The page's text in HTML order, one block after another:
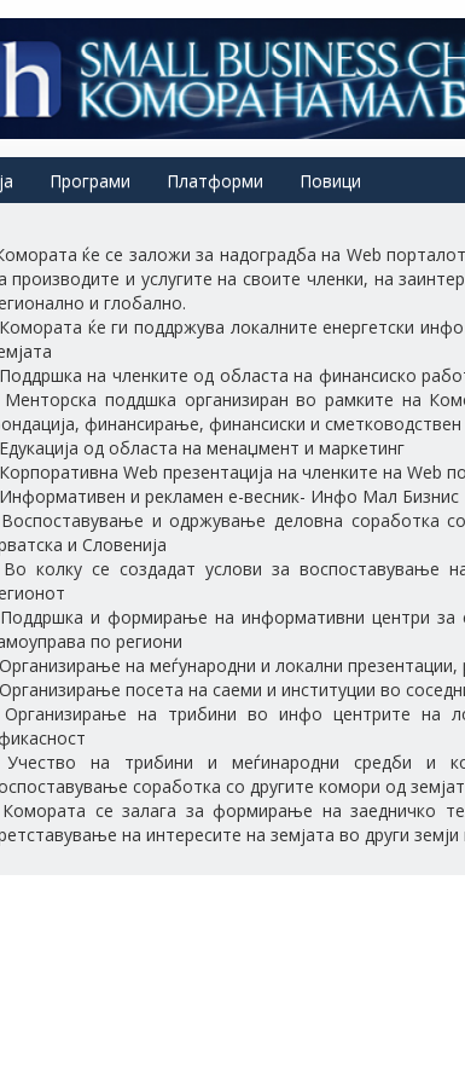
Програми Платформи Повици
ќе се заложи за надоградба на Web
производите и услугите на своите членки, на
и глобално.
ќе ги поддржува локалните енергетски
на членките од областа на финансиско
поддшка организиран во рамките на
финансирање, финансиски и сметководствен
од областа на менаџмент и маркетинг
Web презентација на членките на Web
и рекламен е-весник- Инфо Мал Бизнис
и одржување деловна соработка
и Словенија
колку се создадат услови за воспоставување
и формирање на информативни центри за
по региони
на меѓународни и локални презентации,
посета на саеми и институции во
на трибини во инфо центрите на
на трибини и меѓинародни средби и
соработка со другите комори од
се залага за формирање на заедничко
на интересите на земјата во други